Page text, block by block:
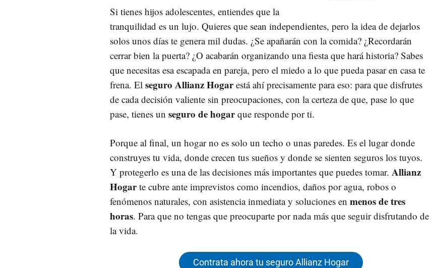
Si tienes hijos adolescentes, entiendes que la
tranquilidad es un lujo. Quieres que sean independientes, pero la idea de dejarlos
solos unos días te genera mil dudas. ¿Se apañarán con la comida? ¿Recordarán
cerrar bien la puerta? ¿O acabarán organizando una fiesta que hará historia? Sabes
que necesitas esa escapada en pareja, pero el miedo a lo que pueda pasar en casa te
frena. El seguro Allianz Hogarestá ahí precisamente para eso: para que disfrutes
de cada decisión valiente sin preocupaciones, con la certeza de que, pase lo que
pase, tienes un seguro de hogarque responde por ti.
Porque al final, un hogar no es solo un techo o unas paredes. Es el lugar donde
construyes tu vida, donde crecen tus sueños y donde se sienten seguros los tuyos.
Y protegerlo es una de las decisiones más importantes que puedes tomar. Allianz
Hogarte cubre ante imprevistos como incendios, daños por agua, robos o
fenómenos naturales, con asistencia inmediata y soluciones en menos de tres
horas. Para que no tengas que preocuparte por nada más que seguir disfrutando de
la vida.
Contrata ahora tu seguro Allianz Hogar